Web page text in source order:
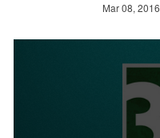
Mar 08, 2016